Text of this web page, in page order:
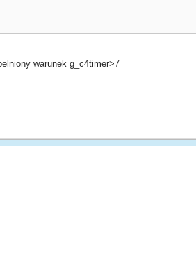
warunek g_c4timer>7